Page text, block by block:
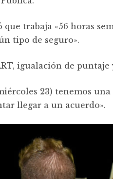
trabaja «56 horas
tipo de seguro».
igualación de
23) tenemos
llegar a un acuerdo».